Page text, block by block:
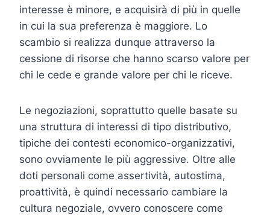
interesse è minore, e acquisirà di più in quelle
in cui la sua preferenza è maggiore. Lo
scambio si realizza dunque attraverso la
cessione di risorse che hanno scarso valore per
chi le cede e grande valore per chi le riceve.
Le negoziazioni, soprattutto quelle basate su
una struttura di interessi di tipo distributivo,
tipiche dei contesti economico-organizzativi,
sono ovviamente le più aggressive. Oltre alle
doti personali come assertività, autostima,
proattività, è quindi necessario cambiare la
cultura negoziale, ovvero conoscere come